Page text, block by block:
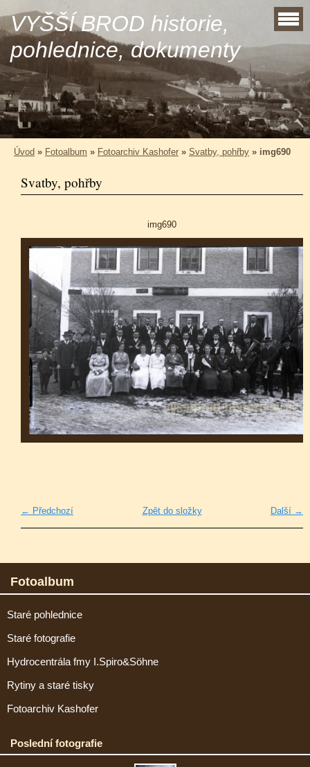
VYŠŠÍ BROD historie,
pohlednice, dokumenty
Úvod » Fotoalbum » Fotoarchiv Kashofer » Svatby, pohřby » img690
Svatby, pohřby
img690
← Předchozí Další →
Zpět do složky
Fotoalbum
Staré pohlednice
Staré fotografie
Hydrocentrála fmy I.Spiro&Söhne
Rytiny a staré tisky
Fotoarchiv Kashofer
Poslední fotografie